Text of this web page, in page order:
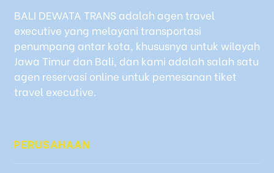
BALI DEWATA TRANS adalah agen travel
executive yang melayani transportasi
penumpang antar kota, khususnya untuk wilayah
Jawa Timur dan Bali, dan kami adalah salah satu
agen reservasi online untuk pemesanan tiket
travel executive.
PERUSAHAAN